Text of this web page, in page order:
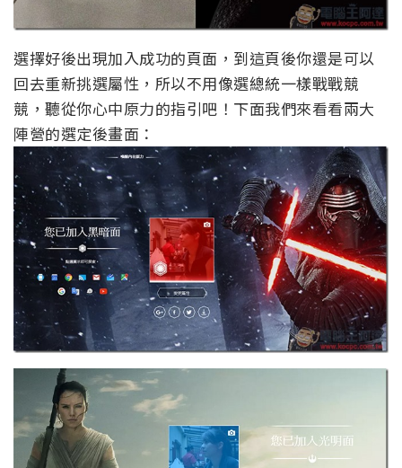
選擇好後出現加入成功的頁面，到這頁後你還是可以
回去重新挑選屬性，所以不用像選總統一樣戰戰競
競，聽從你心中原力的指引吧！下面我們來看看兩大
陣營的選定後畫面：